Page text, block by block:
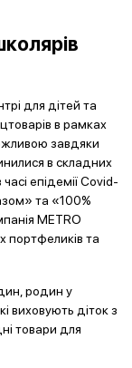
для дітей та
в рамках
завдяки
в складних
епідемії Covid-
та «100%
METRO
портфеликів та
родин у
виховують діток з
товари для